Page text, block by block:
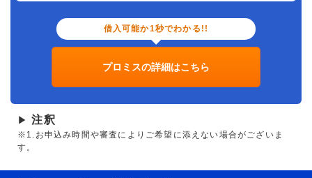
借入可能か1秒でわかる!!
プロミスの詳細はこちら
▶ 注釈
※1.お申込み時間や審査によりご希望に添えない場合がございま
す。